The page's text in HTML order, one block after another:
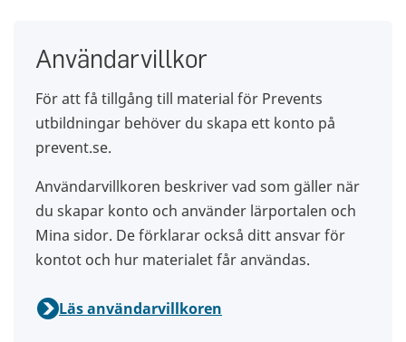
Användarvillkor
För att få tillgång till material för Prevents
utbildningar behöver du skapa ett konto på
prevent.se.
Användarvillkoren beskriver vad som gäller när
du skapar konto och använder lärportalen och
Mina sidor. De förklarar också ditt ansvar för
kontot och hur materialet får användas.
Läs användarvillkoren